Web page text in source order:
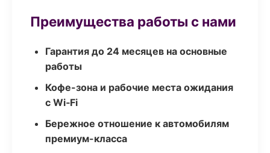
Преимущества работы с нами
Гарантия до 24 месяцев на основные
работы
Кофе-зона и рабочие места ожидания
с Wi‑Fi
Бережное отношение к автомобилям
премиум-класса